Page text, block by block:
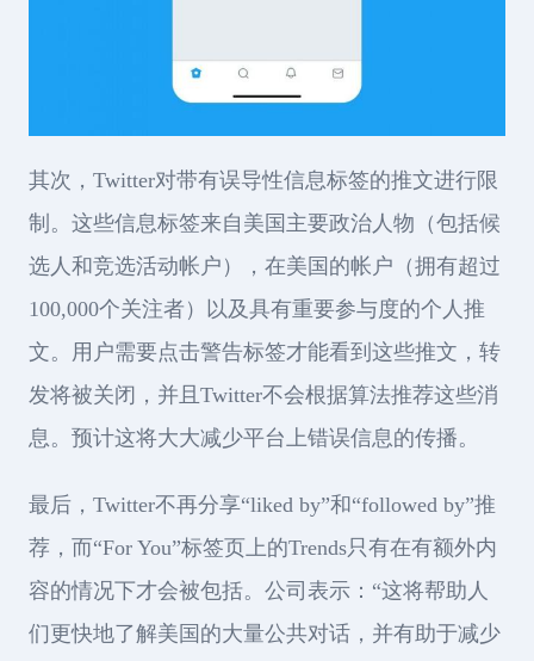
其次，Twitter对带有误导性信息标签的推文进行限
制。这些信息标签来自美国主要政治人物（包括候
选人和竞选活动帐户），在美国的帐户（拥有超过
100,000个关注者）以及具有重要参与度的个人推
文。用户需要点击警告标签才能看到这些推文，转
发将被关闭，并且Twitter不会根据算法推荐这些消
息。预计这将大大减少平台上错误信息的传播。
最后，Twitter不再分享“liked by”和“followed by”推
荐，而“For You”标签页上的Trends只有在有额外内
容的情况下才会被包括。公司表示：“这将帮助人
们更快地了解美国的大量公共对话，并有助于减少